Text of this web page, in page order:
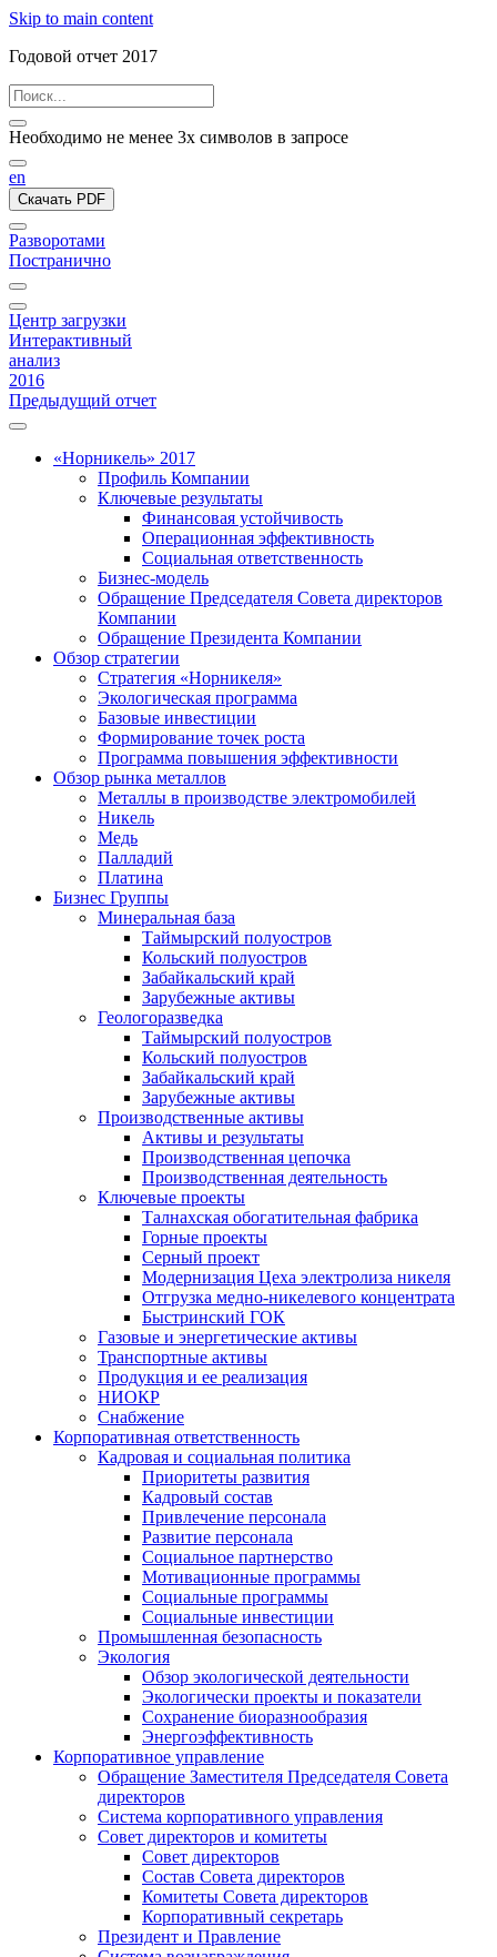
Skip to main content
Годовой отчет 2017
Необходимо не менее 3х символов в запросе
en
Скачать PDF
Разворотами
Постранично
Центр загрузки
Интерактивный
анализ
2016
Предыдущий отчет
«Норникель» 2017
Профиль Компании
Ключевые результаты
Финансовая устойчивость
Операционная эффективность
Социальная ответственность
Бизнес-модель
Обращение Председателя Совета директоров
Компании
Обращение Президента Компании
Обзор стратегии
Стратегия «Норникеля»
Экологическая программа
Базовые инвестиции
Формирование точек роста
Программа повышения эффективности
Обзор рынка металлов
Металлы в производстве электромобилей
Никель
Медь
Палладий
Платина
Бизнес Группы
Минеральная база
Таймырский полуостров
Кольский полуостров
Забайкальский край
Зарубежные активы
Геологоразведка
Таймырский полуостров
Кольский полуостров
Забайкальский край
Зарубежные активы
Производственные активы
Активы и результаты
Производственная цепочка
Производственная деятельность
Ключевые проекты
Талнахская обогатительная фабрика
Горные проекты
Серный проект
Модернизация Цеха электролиза никеля
Отгрузка медно-никелевого концентрата
Быстринский ГОК
Газовые и энергетические активы
Транспортные активы
Продукция и ее реализация
НИОКР
Снабжение
Корпоративная ответственность
Кадровая и социальная политика
Приоритеты развития
Кадровый состав
Привлечение персонала
Развитие персонала
Социальное партнерство
Мотивационные программы
Социальные программы
Социальные инвестиции
Промышленная безопасность
Экология
Обзор экологической деятельности
Экологически проекты и показатели
Сохранение биоразнообразия
Энергоэффективность
Корпоративное управление
Обращение Заместителя Председателя Совета
директоров
Система корпоративного управления
Совет директоров и комитеты
Совет директоров
Состав Совета директоров
Комитеты Совета директоров
Корпоративный секретарь
Президент и Правление